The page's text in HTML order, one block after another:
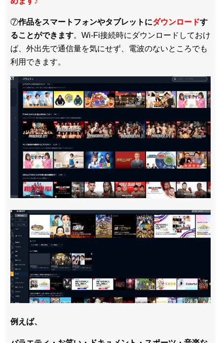
⑦作品をスマートフォンやタブレットにダウンロードす
ることができます。Wi-Fi接続時にダウンロードしておけ
ば、外出先で通信量を気にせず、電波のないところでも
利用できます。
例えば、